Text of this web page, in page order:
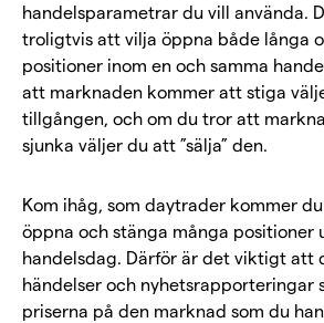
handelsparametrar du vill använda.
troligtvis att vilja öppna både långa
positioner inom en och samma
att marknaden kommer att stiga
tillgången, och om du tror att
sjunka väljer du att ”sälja” den.
Kom ihåg, som daytrader kommer
öppna och stänga många positioner
handelsdag. Därför är det viktigt att
händelser och nyhetsrapporteringar
priserna på den marknad som du